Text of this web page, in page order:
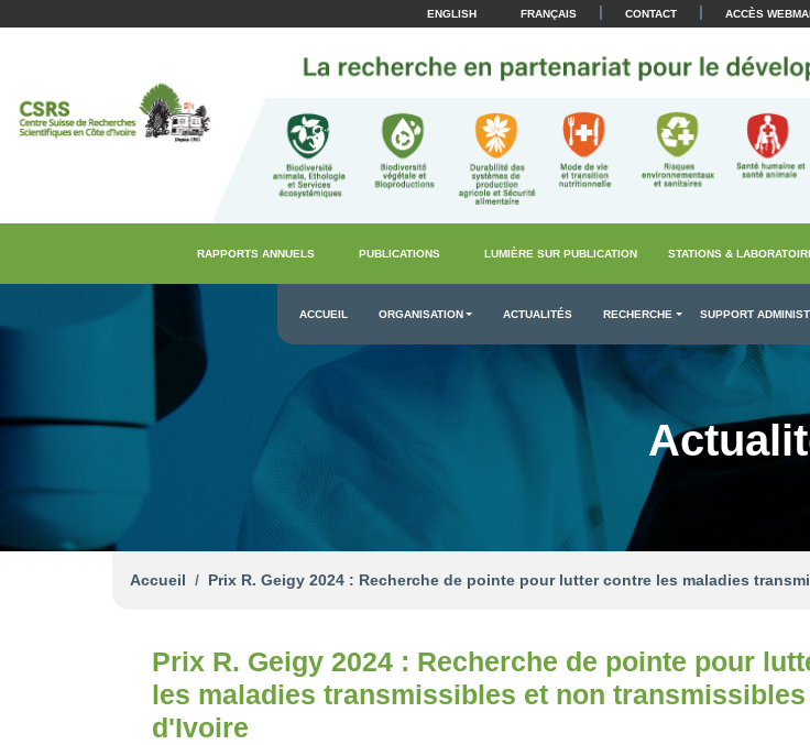
ENGLISH FRANÇAIS | CONTACT | ACCÈS
RAPPORTS ANNUELS PUBLICATIONS LUMIÈRE SUR PUBLICATION STATIONS &
ACCUEIL ORGANISATION ACTUALITÉS RECHERCHE SUPPORT
Accueil Prix R. Geigy 2024 : Recherche de pointe pour lutter contre les maladies
Prix R. Geigy 2024 : Recherche de pointe pour
les maladies transmissibles et non transmissibles
d'Ivoire